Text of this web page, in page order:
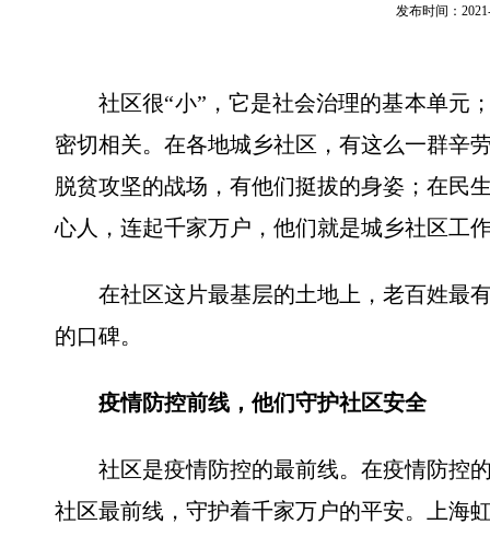
发布时间：
社区很“小”，它是社会治理的基本单元；
密切相关。在各地城乡社区，有这么一群辛
脱贫攻坚的战场，有他们挺拔的身姿；在
心人，连起千家万户，他们就是城乡社区工
在社区这片最基层的土地上，老百姓最有
的口碑。
疫情防控前线，他们守护社区安全
社区是疫情防控的最前线。在疫情防控的
社区最前线，守护着千家万户的平安。上海